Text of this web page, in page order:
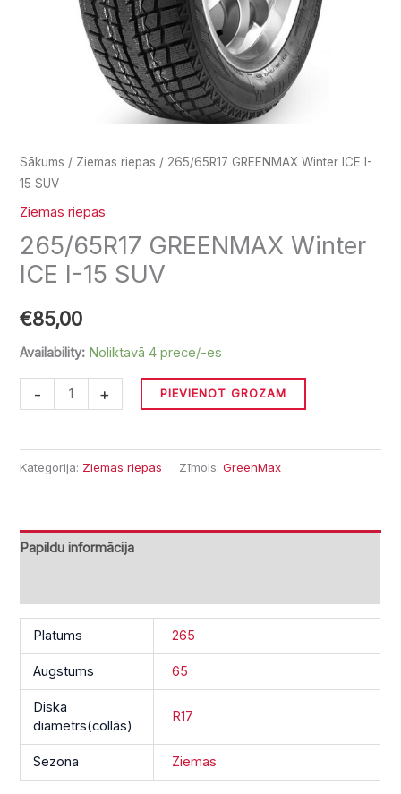
Sākums / Ziemas riepas / 265/65R17 GREENMAX Winter ICE I-
15 SUV
Ziemas riepas
265/65R17 GREENMAX Winter
ICE I-15 SUV
€85,00
Availability: Noliktavā 4 prece/-es
- + PIEVIENOT GROZAM
Kategorija: Ziemas riepas Zīmols:GreenMax
Papildu informācija
Platums 265
Augstums 65
Diska
diametrs(collās)
R17
Sezona Ziemas